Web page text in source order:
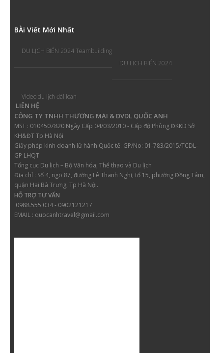
BÀi Viết Mới Nhất
DU LỊCH BIỂN 2024 Teambuilding
DU LỊCH BIỂN 2024
Video du lịch đài loan
LIÊN HỆ
CÔNG TY TNHH THƯƠNG MẠI & DVDL QUỐC ANH
MST : 0104507820 Ngày Cấp 04/03/2010 - Cấp độ Phòng ĐKKD Sở
KH&ĐT Tp Hà Nội
Giấy phép kinh doanh lữ hành Quốc tế: GP/No: 01-783/2015/TCDL-
GP LHQT
Tổng cục Du lịch – Bộ Văn hóa, Thể thao và Du lịch
Địa chỉ : Số 4, ngõ 87, đường Lê Thanh Nghị, tổ 15, phường Đồng Tâm,
quận Hai Bà Trưng, Tp Hà Nội.
HỖ TRỢ TƯ VẤN
0988.555.034 - 0902121217
EMAIL : quocanhtravel@gmail.com